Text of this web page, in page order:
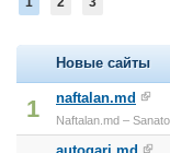
Новые сайты
1 naftalan.md
Naftalan.md –
autogari.md